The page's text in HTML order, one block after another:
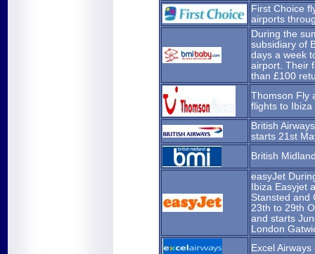
First Choice
airports
During the
subsidiary of
days a week
airport. Their
than £100
Thomson Fly
flights to
British
starts 21st
British
easyJet
Ibiza Easyjet
Stansted and
23th to 29th
and starts
London
Excel Airways